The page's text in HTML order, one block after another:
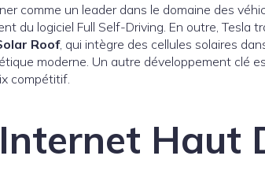
comme un leader dans le domaine des
du logiciel Full Self-Driving. En outre, Tesla
Roof, qui intègre des cellules solaires
moderne. Un autre développement clé
compétitif.
Haut